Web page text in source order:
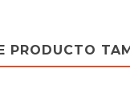
PRODUCTO